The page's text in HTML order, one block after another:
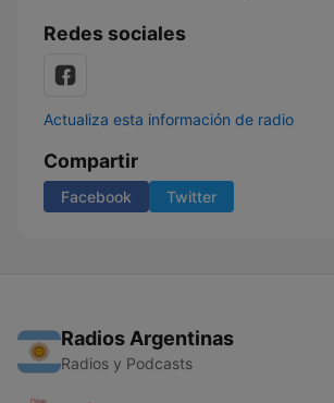
Redes sociales
Actualiza esta información de radio
Compartir
Facebook Twitter
Radios Argentinas
Radios y Podcasts